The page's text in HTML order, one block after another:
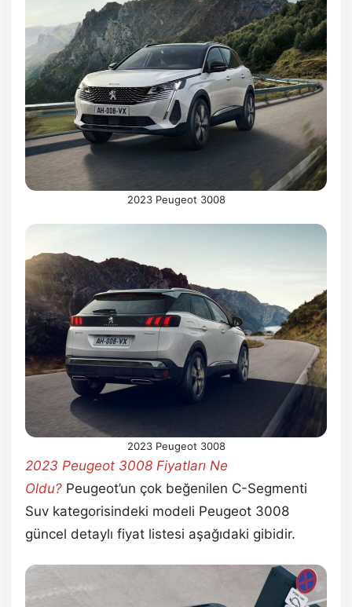
2023 Peugeot 3008
2023 Peugeot 3008
2023 Peugeot 3008 Fiyatları Ne
Oldu? Peugeot’un çok beğenilen C-Segmenti
Suv kategorisindeki modeli Peugeot 3008
güncel detaylı fiyat listesi aşağıdaki gibidir.